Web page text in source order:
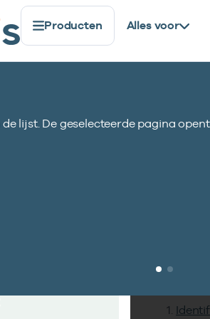
Producten Alles voor
lijst. De geselecteerde pagina